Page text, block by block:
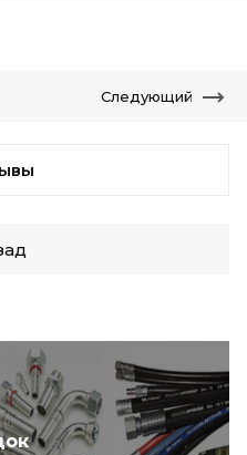
Следующий